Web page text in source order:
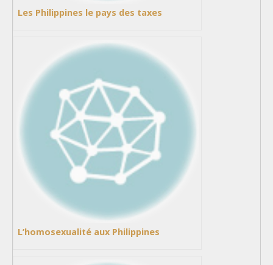
Les Philippines le pays des taxes
L’homosexualité aux Philippines